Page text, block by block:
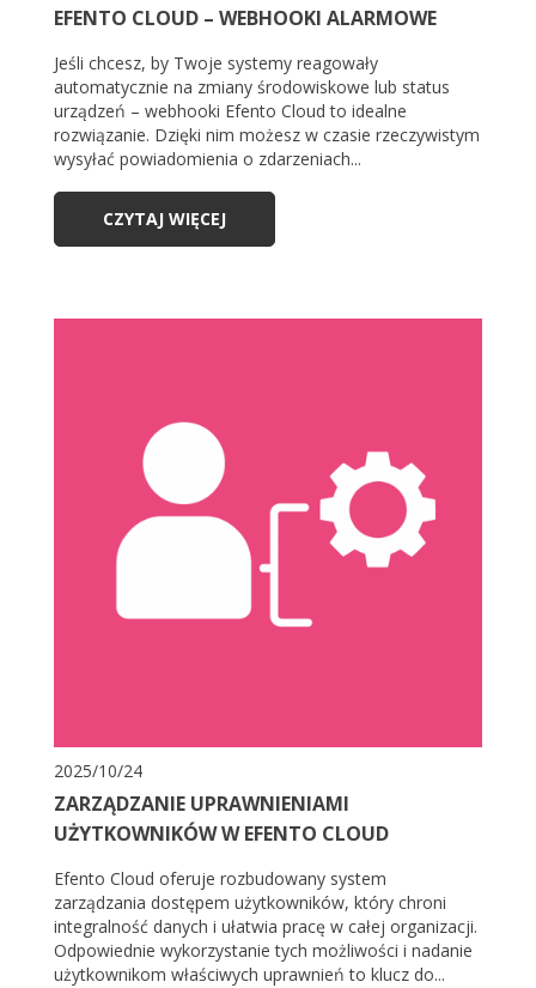
EFENTO CLOUD – WEBHOOKI ALARMOWE
Jeśli chcesz, by Twoje systemy reagowały
automatycznie na zmiany środowiskowe lub status
urządzeń – webhooki Efento Cloud to idealne
rozwiązanie. Dzięki nim możesz w czasie rzeczywistym
wysyłać powiadomienia o zdarzeniach...
CZYTAJ WIĘCEJ
2025/10/24
ZARZĄDZANIE UPRAWNIENIAMI
UŻYTKOWNIKÓW W EFENTO CLOUD
Efento Cloud oferuje rozbudowany system
zarządzania dostępem użytkowników, który chroni
integralność danych i ułatwia pracę w całej organizacji.
Odpowiednie wykorzystanie tych możliwości i nadanie
użytkownikom właściwych uprawnień to klucz do...